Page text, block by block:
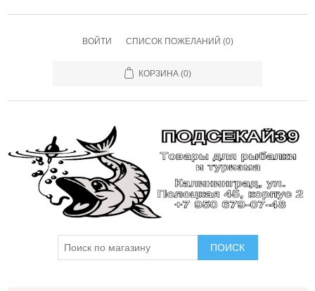
ВОЙТИ СПИСОК ПОЖЕЛАНИЙ (0)
КОРЗИНА (0)
ПОИСК